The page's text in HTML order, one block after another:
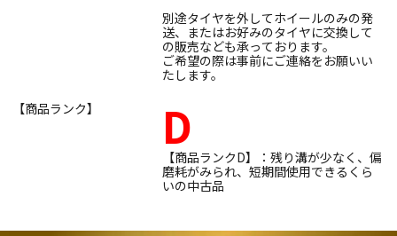
別途タイヤを外してホイールのみの発
送、またはお好みのタイヤに交換して
の販売なども承っております。
ご希望の際は事前にご連絡をお願いい
たします。
【商品ランク】
D
【商品ランクD】：残り溝が少なく、偏
磨耗がみられ、短期間使用できるくら
いの中古品